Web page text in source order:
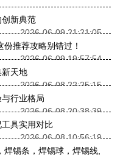
新典范
2026-06-09 21:21:05
推荐攻略别错过！
2026-06-09 19:57:54
天地
2026-06-08 22:25:15
行业格局
2026-06-08 20:38:39
具实用对比
2026-06-08 10:56:19
锡条，焊锡球，焊锡线,